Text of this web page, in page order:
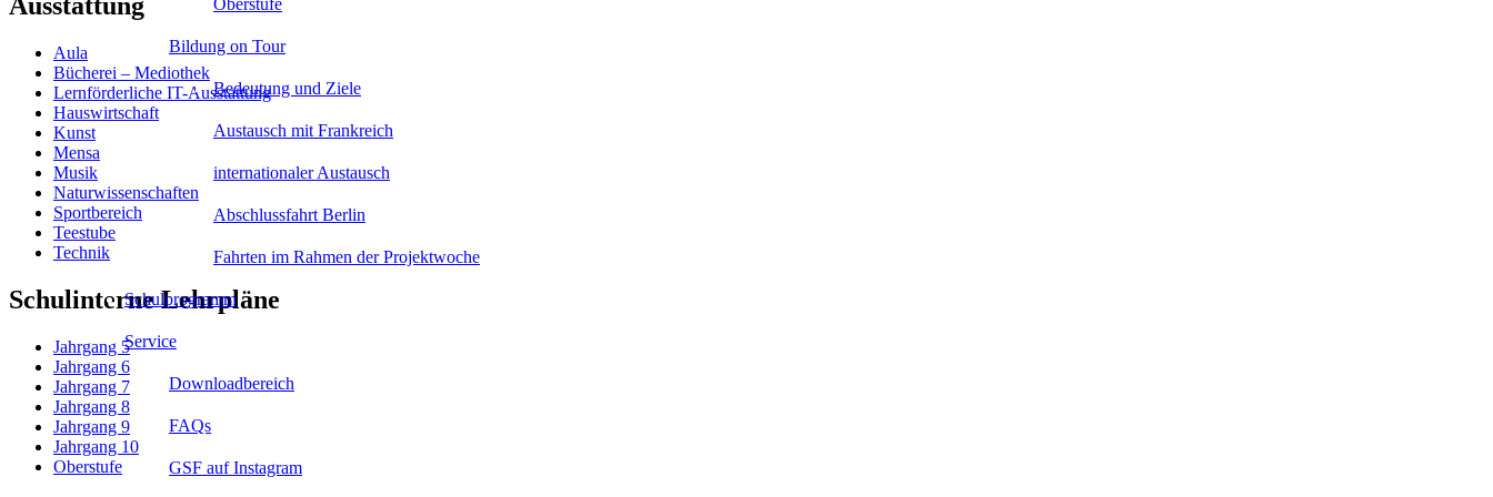
Oberstufe
Bildung on Tour
Bedeutung und Ziele
Austausch mit Frankreich
internationaler Austausch
Abschlussfahrt Berlin
Fahrten im Rahmen der Projektwoche
Schulprogramm
Service
Downloadbereich
FAQs
GSF auf Instagram
Aula
Bücherei – Mediothek
Lernförderliche IT-Ausstattung
Hauswirtschaft
Kunst
Mensa
Musik
Naturwissenschaften
Sportbereich
Teestube
Technik
Schulinterne Lehrpläne
Jahrgang 5
Jahrgang 6
Jahrgang 7
Jahrgang 8
Jahrgang 9
Jahrgang 10
Oberstufe